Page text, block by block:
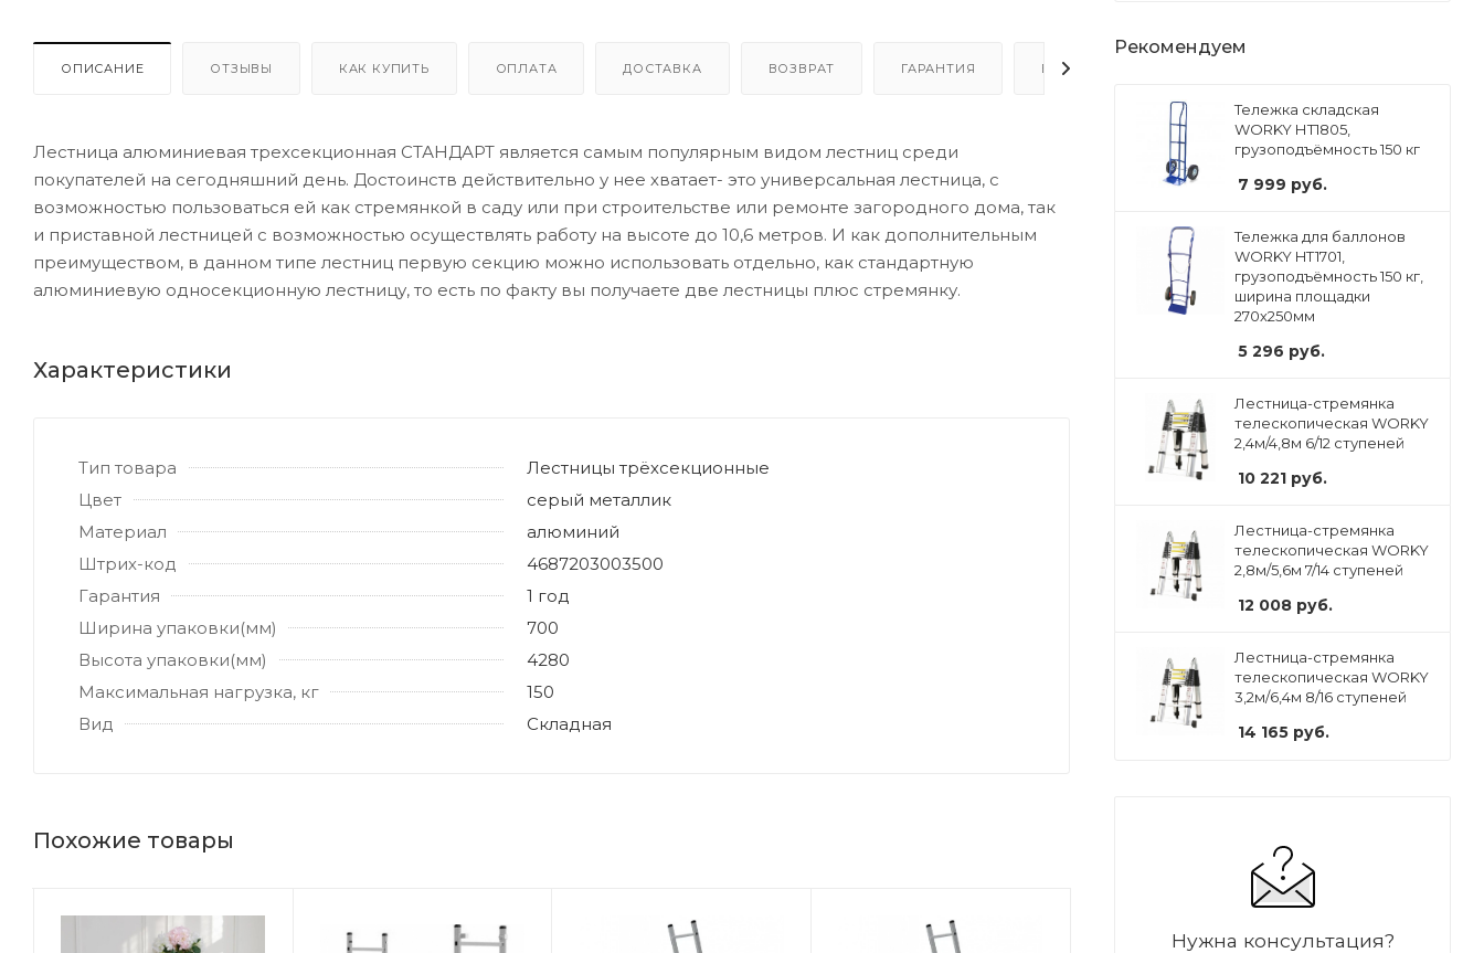
ОПИСАНИЕ ОТЗЫВЫ КАК КУПИТЬ ОПЛАТА ДОСТАВКА ВОЗВРАТ ГАРАНТИЯ ВОПРОС-ОТВЕТ
Лестница алюминиевая трехсекционная СТАНДАРТ является самым популярным видом лестниц среди
покупателей на сегодняшний день. Достоинств действительно у нее хватает- это универсальная лестница, с
возможностью пользоваться ей как стремянкой в саду или при строительстве или ремонте загородного дома, так
и приставной лестницей с возможностью осуществлять работу на высоте до 10,6 метров. И как дополнительным
преимуществом, в данном типе лестниц первую секцию можно использовать отдельно, как стандартную
алюминиевую односекционную лестницу, то есть по факту вы получаете две лестницы плюс стремянку.
Характеристики
Тип товара
Лестницы трёхсекционные
Цвет
серый металлик
Материал
алюминий
Штрих-код
4687203003500
Гарантия
1 год
Ширина упаковки(мм)
700
Высота упаковки(мм)
4280
Максимальная нагрузка, кг
150
Вид
Складная
Похожие товары
Рекомендуем
Тележка складская
WORKY НТ1805,
грузоподъёмность 150 кг
7 999 руб.
Тележка для баллонов
WORKY HT1701,
грузоподъёмность 150 кг,
ширина площадки
270х250мм
5 296 руб.
Лестница-стремянка
телескопическая WORKY
2,4м/4,8м 6/12 ступеней
10 221 руб.
Лестница-стремянка
телескопическая WORKY
2,8м/5,6м 7/14 ступеней
12 008 руб.
Лестница-стремянка
телескопическая WORKY
3,2м/6,4м 8/16 ступеней
14 165 руб.
Нужна консультация?